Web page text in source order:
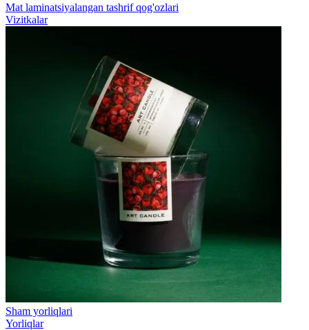
Mat laminatsiyalangan tashrif qog'ozlari
Vizitkalar
Sham yorliqlari
Yorliqlar